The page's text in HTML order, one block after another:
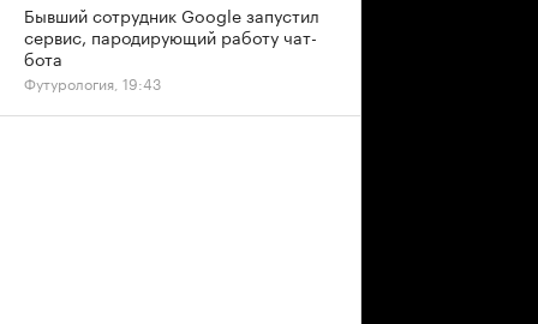
Бывший сотрудник Google запустил
сервис, пародирующий работу чат-
бота
Футурология, 19:43